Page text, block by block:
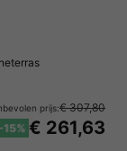
prijs:€ 307,80
-15% € 261,63